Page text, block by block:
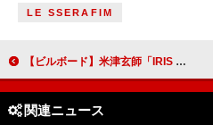
LE SSERAFIM
【ビルボード】米津玄師「IRIS OUT」がHot100で4週連続の首位、BE:FIRST「Stare In Wonder」は3位に初登場
関連ニュース